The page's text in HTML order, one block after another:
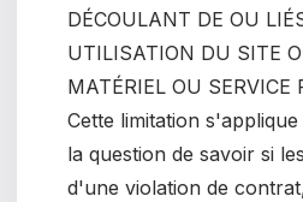
DÉCOULANT DE OU
UTILISATION DU SITE
MATÉRIEL OU SERVICE
Cette limitation
la question de savoir si
d'une violation de